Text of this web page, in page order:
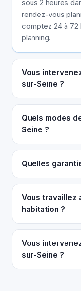
sous 2 heures
rendez-vous
comptez 24 à 72
planning.
Vous
sur-Seine ?
Quels modes
Seine ?
Quelles
Vous travaillez
habitation ?
Vous
sur-Seine ?